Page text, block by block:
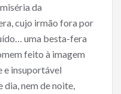
da
cujo irmão fora por
uma besta-fera
feito à imagem
e insuportável
nem de noite,